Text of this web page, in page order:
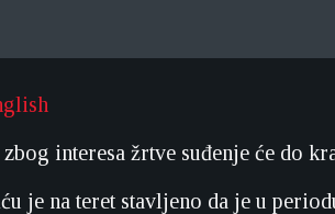
interesa žrtve suđenje će do
je na teret stavljeno da je u